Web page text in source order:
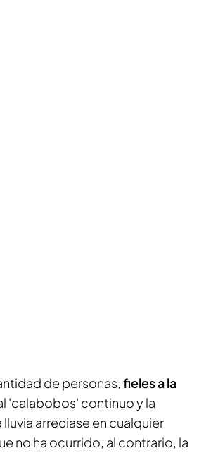
de personas, fieles a la
'calabobos' continuo y la
lluvia arreciase en cualquier
no ha ocurrido, al contrario, la